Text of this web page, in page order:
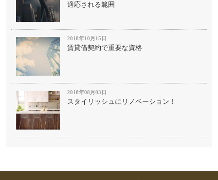
適応される範囲
2018年10月15日
賃貸借契約で重要な資格
2018年08月03日
スタイリッシュにリノベーション！